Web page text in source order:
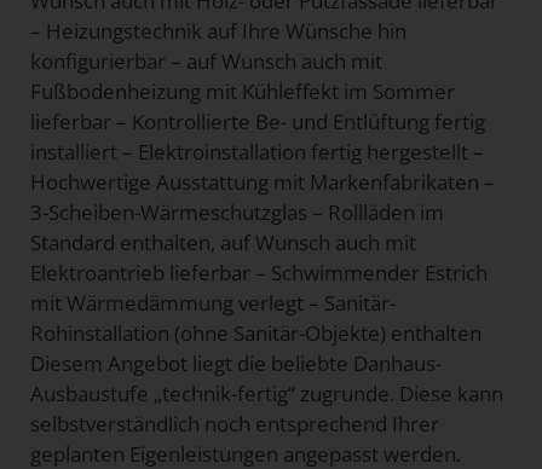
– Heizungstechnik auf Ihre Wünsche hin
konfigurierbar – auf Wunsch auch mit
Fußbodenheizung mit Kühleffekt im Sommer
lieferbar – Kontrollierte Be- und Entlüftung fertig
installiert – Elektroinstallation fertig hergestellt –
Hochwertige Ausstattung mit Markenfabrikaten –
3-Scheiben-Wärmeschutzglas – Rollläden im
Standard enthalten, auf Wunsch auch mit
Elektroantrieb lieferbar – Schwimmender Estrich
mit Wärmedämmung verlegt – Sanitär-
Rohinstallation (ohne Sanitär-Objekte) enthalten
Diesem Angebot liegt die beliebte Danhaus-
Ausbaustufe „technik-fertig“ zugrunde. Diese kann
selbstverständlich noch entsprechend Ihrer
geplanten Eigenleistungen angepasst werden.